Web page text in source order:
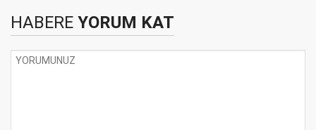
HABERE YORUM KAT